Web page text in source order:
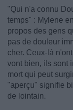
"Qui n'a connu
temps" : Mylene
propos des gens
pas de douleur
cher. Ceux-là
vont bien, ils sont
mort qui peut
"aperçu" signifie
de lointain.